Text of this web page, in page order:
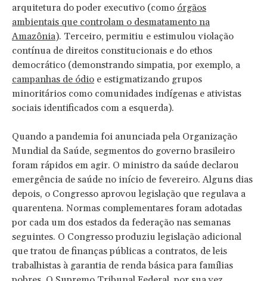
arquitetura do poder executivo (como órgãos
ambientais que controlam o desmatamento na
Amazônia). Terceiro, permitiu e estimulou violação
contínua de direitos constitucionais e do ethos
democrático (demonstrando simpatia, por exemplo, a
campanhas de ódio e estigmatizando grupos
minoritários como comunidades indígenas e ativistas
sociais identificados com a esquerda).
Quando a pandemia foi anunciada pela Organização
Mundial da Saúde, segmentos do governo brasileiro
foram rápidos em agir. O ministro da saúde declarou
emergência de saúde no início de fevereiro. Alguns dias
depois, o Congresso aprovou legislação que regulava a
quarentena. Normas complementares foram adotadas
por cada um dos estados da federação nas semanas
seguintes. O Congresso produziu legislação adicional
que tratou de finanças públicas a contratos, de leis
trabalhistas à garantia de renda básica para famílias